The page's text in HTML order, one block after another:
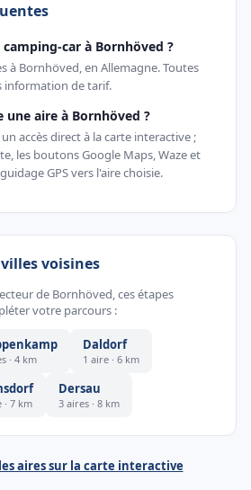
car à Bornhöved ?
à Bornhöved, en Allemagne. Toutes
information de tarif.
aire à Bornhöved ?
accès direct à la carte interactive ;
les boutons Google Maps, Waze et
GPS vers l'aire choisie.
voisines
de Bornhöved, ces étapes
votre parcours :
· 4 km
Daldorf
1 aire · 6 km
· 7 km
Dersau
3 aires · 8 km
aires sur la carte interactive